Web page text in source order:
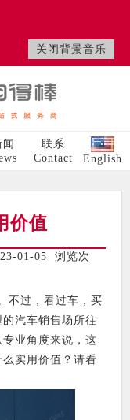
关闭背景音乐
闻
联系
Contact
English
价值
01-05 浏览次
过，看过车，买
汽车销售场所往
专业角度来说，这
实用价值？请看